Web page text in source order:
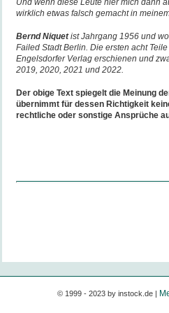
Und wenn diese Leute hier mich dann
wirklich etwas falsch gemacht in
Bernd Niquetist Jahrgang 1956 und
Failed Stadt Berlin. Die ersten acht
Engelsdorfer Verlag erschienen und
2019, 2020, 2021 und 2022.
Der obige Text spiegelt die Meinung
übernimmt für dessen Richtigkeit
rechtliche oder sonstige Ansprüche
© 1999 - 2023 by instock.de |